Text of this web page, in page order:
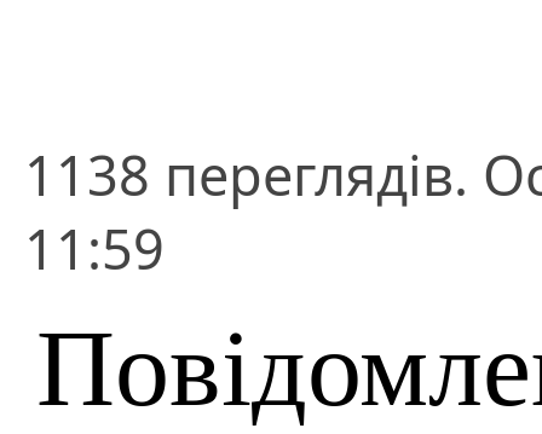
1138 переглядів.
11:59